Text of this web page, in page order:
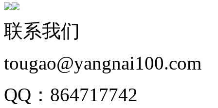
联系我们
tougao@yangnai100.com
QQ：864717742